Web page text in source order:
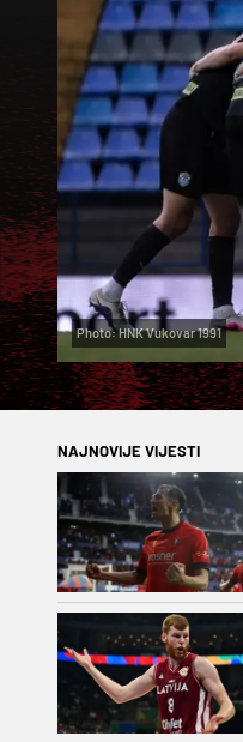
Photo: HNK Vukovar 1991
NAJNOVIJE VIJESTI